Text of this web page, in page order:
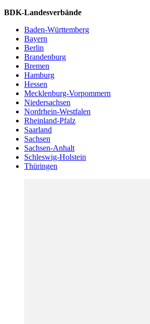
BDK-Landesverbände
Baden-Württemberg
Bayern
Berlin
Brandenburg
Bremen
Hamburg
Hessen
Mecklenburg-Vorpommern
Niedersachsen
Nordrhein-Westfalen
Rheinland-Pfalz
Saarland
Sachsen
Sachsen-Anhalt
Schleswig-Holstein
Thüringen